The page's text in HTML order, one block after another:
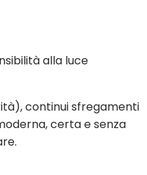
alla luce
continui sfregamenti
certa e senza